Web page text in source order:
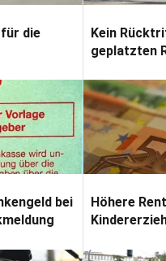
die
Kein
geplatzten
bei
Höhere